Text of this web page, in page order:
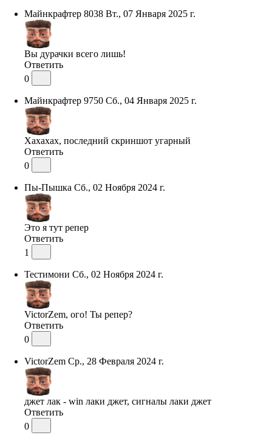
Майнкрафтер 8038 Вт., 07 Января 2025 г.
Вы дурачки всего лишь!
Ответить
0
Майнкрафтер 9750 Сб., 04 Января 2025 г.
Хахахах, последний скриншот угарный
Ответить
0
Пы-Пышка Сб., 02 Ноября 2024 г.
Это я тут репер
Ответить
1
Тестимони Сб., 02 Ноября 2024 г.
VictorZem, ого! Ты репер?
Ответить
0
VictorZem Ср., 28 Февраля 2024 г.
джет лак - win лаки джет, сигналы лаки джет
Ответить
0